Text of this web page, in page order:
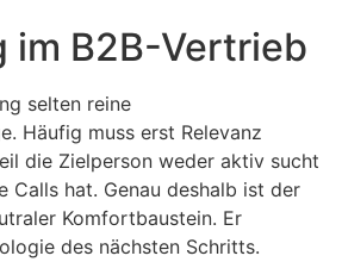
im B2B-Vertrieb
selten reine
Häufig muss erst Relevanz
die Zielperson weder aktiv sucht
Calls hat. Genau deshalb ist der
Komfortbaustein. Er
des nächsten Schritts.